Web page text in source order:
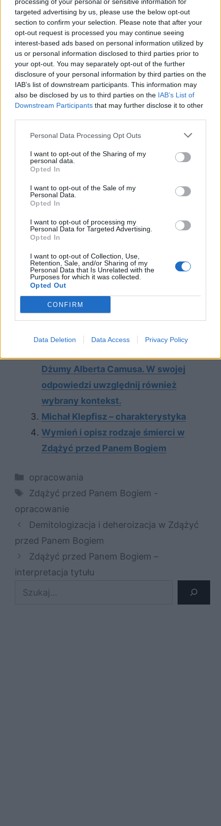
targeted advertising by us, please use the below opt-out
section to confirm your selection. Please note that after your
opt-out request is processed you may continue seeing
interest-based ads based on personal information utilized by
us or personal information disclosed to third parties prior to
your opt-out. You may separately opt-out of the further
disclosure of your personal information by third parties on the
IAB’s list of downstream participants. This information may
also be disclosed by us to third parties on the IAB’s List of
Downstream Participants that may further disclose it to other
Personal Data Processing Opt Outs
I want to opt-out of the Sharing of my
personal data.
Opted In
I want to opt-out of the Sale of my
Personal Data.
Opted In
I want to opt-out of processing my
Personal Data for Targeted Advertising.
Opted In
I want to opt-out of Collection, Use,
Retention, Sale, and/or Sharing of my
Personal Data that Is Unrelated with the
Purposes for which it was collected.
Opted Out
CONFIRM
Data Deletion Data Access Privacy Policy
zwanym numerkom życia.
Mimo to starano się, by życie codziennie
przypominało to, jakie wiedziono na
wolności. Wszyscy jednak byli przede
wszystkim skupieni na kwestii przetrwania.
Edelman maluje obraz getta brutalnie, ale
prawdziwie. Nie stara się upiększać tego, jak
wyglądało życie na jego terenie. Jego relacja
pokazuje wstrząsającą rzeczywistość, z jaką
musiało się zmierzyć wiele osób,
zamieszkujących getto w czasie wojny.
Literatura jako świadectwo pamięci.
Omów zagadnienie na podstawie
Innego świata Gustawa Herlinga-
Grudzińskiego. W swojej odpowiedzi
uwzględnij również wybrany
kontekst.
Człowiek wobec cierpienia i śmierci.
Dżumy Alberta Camusa. W swojej
odpowiedzi uwzględnij również
wybrany kontekst.
Michał Klepfisz – charakterystyka
Wymień i opisz rodzaje śmierci w
Zdążyć przed Panem Bogiem
Kategorie
opracowania
Tagi
Zdążyć przed Panem Bogiem -
opracowanie
Demitologizacja i deheroizacja w Zdążyć
przed Panem Bogiem
Zdążyć przed Panem Bogiem –
interpretacja tytułu
Szukaj